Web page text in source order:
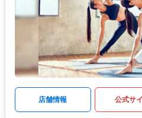
店舗情報 公式サ